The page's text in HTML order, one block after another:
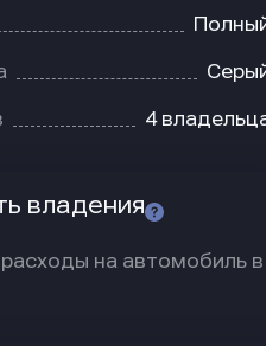
4
владения
на автомобиль в